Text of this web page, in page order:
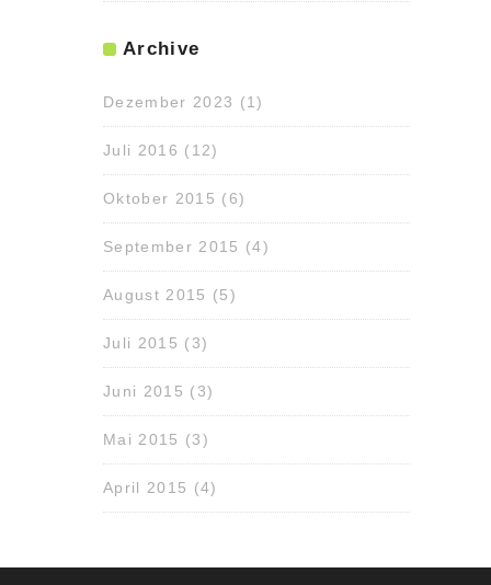
Archive
Dezember 2023 (1)
Juli 2016 (12)
Oktober 2015 (6)
September 2015 (4)
August 2015 (5)
Juli 2015 (3)
Juni 2015 (3)
Mai 2015 (3)
April 2015 (4)